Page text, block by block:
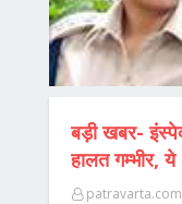
बड़ी खबर-
हालत गम्भीर,
patravarta.com